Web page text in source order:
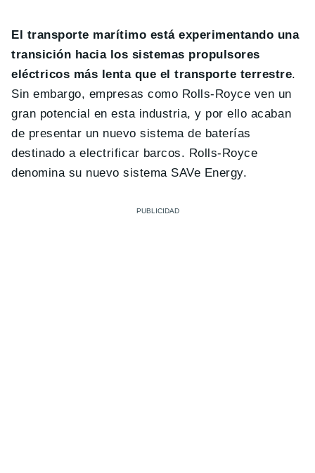
El transporte marítimo está experimentando una
transición hacia los sistemas propulsores
eléctricos más lenta que el transporte terrestre.
Sin embargo, empresas como Rolls-Royce ven un
gran potencial en esta industria, y por ello acaban
de presentar un nuevo sistema de baterías
destinado a electrificar barcos. Rolls-Royce
denomina su nuevo sistema SAVe Energy.